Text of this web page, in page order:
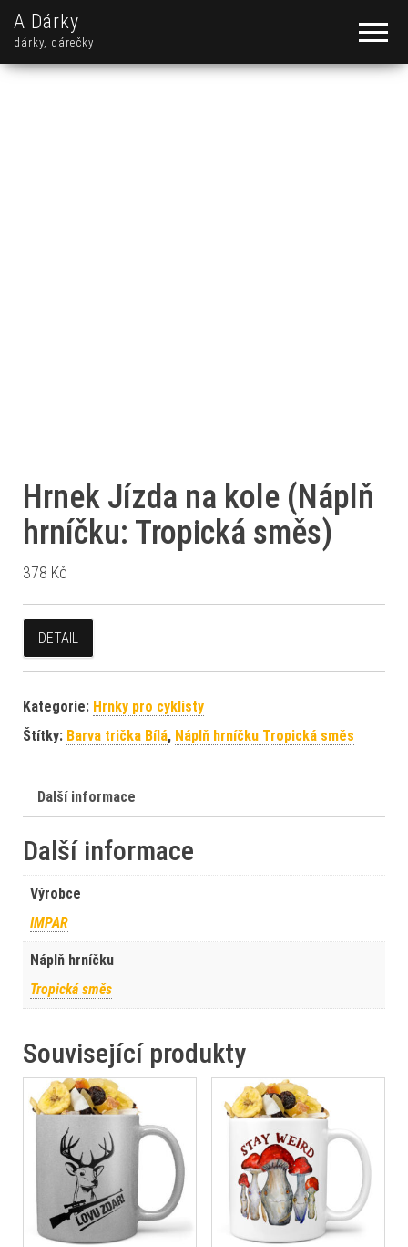
A Dárky
dárky, dárečky
Hrnek Jízda na kole (Náplň
hrníčku: Tropická směs)
378 Kč
DETAIL
Kategorie: Hrnky pro cyklisty
Štítky: Barva trička Bílá, Náplň hrníčku Tropická směs
Další informace
Další informace
Výrobce
IMPAR
Náplň hrníčku
Tropická směs
Související produkty